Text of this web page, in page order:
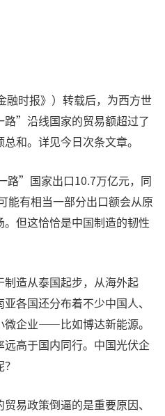
融时报》）转载后，为西方世
”沿线国家的贸易额超过了
和。详见今日次条文章。
路”国家出口10.7万亿元，同
能有相当一部分出口额会从原
但这恰恰是中国制造的韧性
造从泰国起步，从海外起
各国还分布着不少中国人、
微企业——比如博达新能源。
高于国内同行。中国光伏企
易政策倒逼的是重要原因、